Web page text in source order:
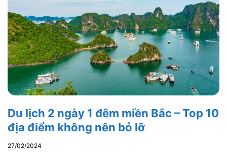
Du lịch 2 ngày 1 đêm miền Bắc – Top 10
địa điểm không nên bỏ lỡ
27/02/2024